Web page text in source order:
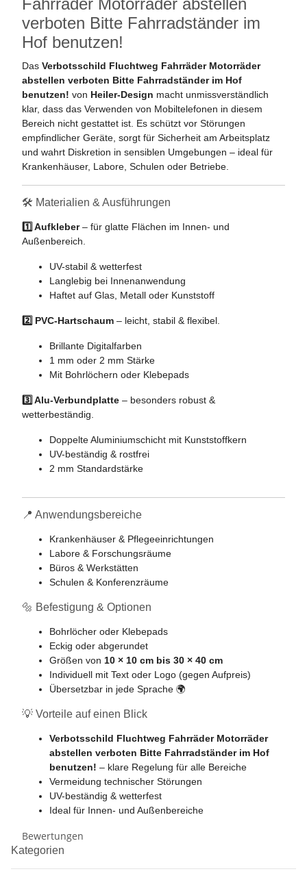
verboten Bitte Fahrradständer im
Hof benutzen!
Das Verbotsschild Fluchtweg Fahrräder Motorräder
abstellen verboten Bitte Fahrradständer im Hof
benutzen! von Heiler-Design macht unmissverständlich
klar, dass das Verwenden von Mobiltelefonen in diesem
Bereich nicht gestattet ist. Es schützt vor Störungen
empfindlicher Geräte, sorgt für Sicherheit am Arbeitsplatz
und wahrt Diskretion in sensiblen Umgebungen – ideal für
Krankenhäuser, Labore, Schulen oder Betriebe.
🛠️ Materialien & Ausführungen
1️⃣ Aufkleber– für glatte Flächen im Innen- und
Außenbereich.
UV-stabil & wetterfest
Langlebig bei Innenanwendung
Haftet auf Glas, Metall oder Kunststoff
2️⃣ PVC-Hartschaum – leicht, stabil & flexibel.
Brillante Digitalfarben
1 mm oder 2 mm Stärke
Mit Bohrlöchern oder Klebepads
3️⃣ Alu-Verbundplatte – besonders robust &
wetterbeständig.
Doppelte Aluminiumschicht mit Kunststoffkern
UV-beständig & rostfrei
2 mm Standardstärke
📍 Anwendungsbereiche
Krankenhäuser & Pflegeeinrichtungen
Labore & Forschungsräume
Büros & Werkstätten
Schulen & Konferenzräume
🔩 Befestigung & Optionen
Bohrlöcher oder Klebepads
Eckig oder abgerundet
Größen von 10 × 10 cm bis 30 × 40 cm
Individuell mit Text oder Logo (gegen Aufpreis)
Übersetzbar in jede Sprache 🌍
💡 Vorteile auf einen Blick
Verbotsschild Fluchtweg Fahrräder Motorräder
abstellen verboten Bitte Fahrradständer im Hof
benutzen! – klare Regelung für alle Bereiche
Vermeidung technischer Störungen
UV-beständig & wetterfest
Ideal für Innen- und Außenbereiche
Bewertungen
Kategorien